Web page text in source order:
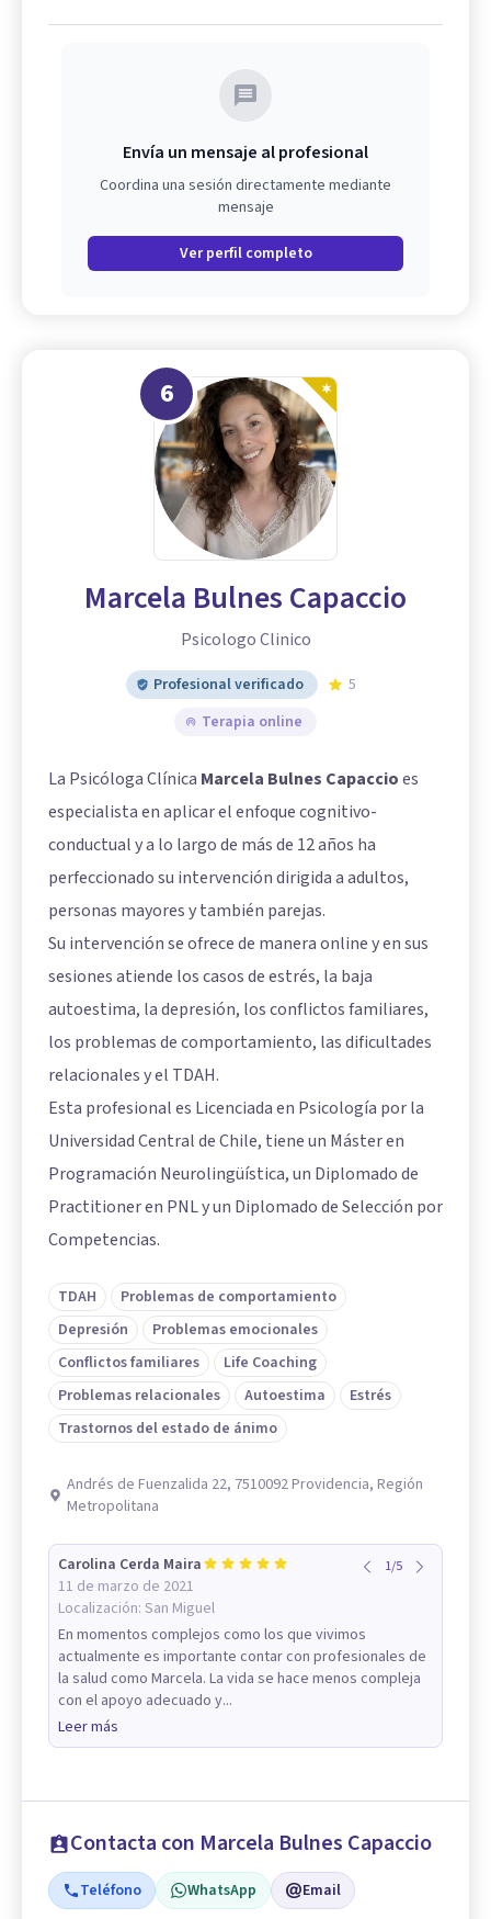
Envía un mensaje al profesional
Coordina una sesión directamente mediante
mensaje
Ver perfil completo
6
Marcela Bulnes Capaccio
Psicologo Clinico
Profesional verificado
5
Terapia online
La Psicóloga Clínica Marcela Bulnes Capaccioes
especialista en aplicar el enfoque cognitivo-
conductual y a lo largo de más de 12 años ha
perfeccionado su intervención dirigida a adultos,
personas mayores y también parejas.
Su intervención se ofrece de manera online y en sus
sesiones atiende los casos de estrés, la baja
autoestima, la depresión, los conflictos familiares,
los problemas de comportamiento, las dificultades
relacionales y el TDAH.
Esta profesional es Licenciada en Psicología por la
Universidad Central de Chile, tiene un Máster en
Programación Neurolingüística, un Diplomado de
Practitioner en PNL y un Diplomado de Selección por
Competencias.
TDAH
Problemas de comportamiento
Depresión
Problemas emocionales
Conflictos familiares
Life Coaching
Problemas relacionales
Autoestima
Estrés
Trastornos del estado de ánimo
Andrés de Fuenzalida 22, 7510092 Providencia, Región
Metropolitana
Carolina Cerda Maira
11 de marzo de 2021
Localización: San Miguel
1/5
En momentos complejos como los que vivimos
actualmente es importante contar con profesionales de
la salud como Marcela. La vida se hace menos compleja
con el apoyo adecuado y...
Leer más
Contacta con Marcela Bulnes Capaccio
Teléfono WhatsApp Email